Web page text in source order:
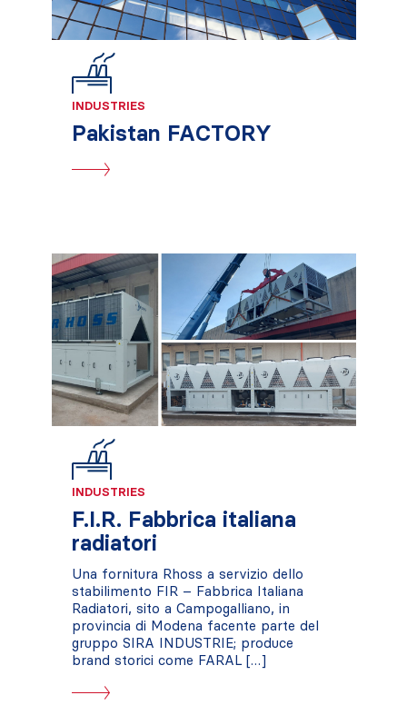
INDUSTRIES
Pakistan FACTORY
INDUSTRIES
F.I.R. Fabbrica italiana
radiatori
Una fornitura Rhoss a servizio dello
stabilimento FIR – Fabbrica Italiana
Radiatori, sito a Campogalliano, in
provincia di Modena facente parte del
gruppo SIRA INDUSTRIE; produce
brand storici come FARAL […]